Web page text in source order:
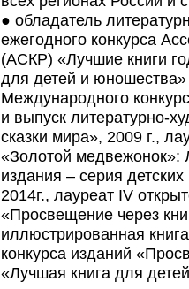
● обладатель
ежегодного конкурса
(АСКР) «Лучшие книги
для детей и
Международного
и выпуск литературно-
сказки мира», 2009 г.,
«Золотой медвежонок»:
издания – серия
2014г., лауреат IV
«Просвещение через
иллюстрированная
конкурса изданий
«Лучшая книга для